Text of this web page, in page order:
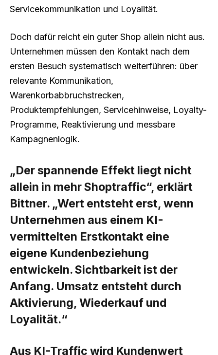
Servicekommunikation und Loyalität.
Doch dafür reicht ein guter Shop allein nicht aus.
Unternehmen müssen den Kontakt nach dem
ersten Besuch systematisch weiterführen: über
relevante Kommunikation,
Warenkorbabbruchstrecken,
Produktempfehlungen, Servicehinweise, Loyalty-
Programme, Reaktivierung und messbare
Kampagnenlogik.
„Der spannende Effekt liegt nicht
allein in mehr Shoptraffic“, erklärt
Bittner. „Wert entsteht erst, wenn
Unternehmen aus einem KI-
vermittelten Erstkontakt eine
eigene Kundenbeziehung
entwickeln. Sichtbarkeit ist der
Anfang. Umsatz entsteht durch
Aktivierung, Wiederkauf und
Loyalität.“
Aus KI-Traffic wird Kundenwert